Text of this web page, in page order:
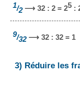
1/2 ⟶ 32 : 2 = 25:
9/32 ⟶ 32 : 32 = 1
3) Réduire les